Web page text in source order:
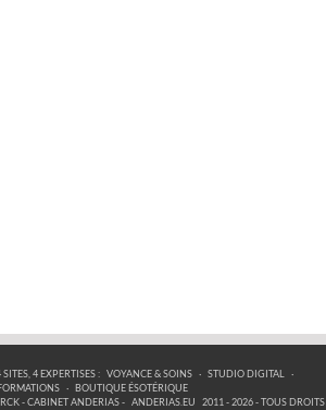
4 EXPERTISES : VOYANCE & SOINS · STUDIO DIGITAL
·
· BOUTIQUE ÉSOTÉRIQUE
- CABINET ANDERIAS - ANDERIAS.EU
2011 - 2026 - TOUS DROITS